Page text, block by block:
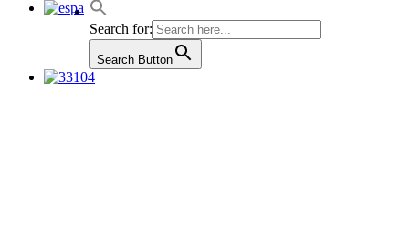
Search for:
Search Button